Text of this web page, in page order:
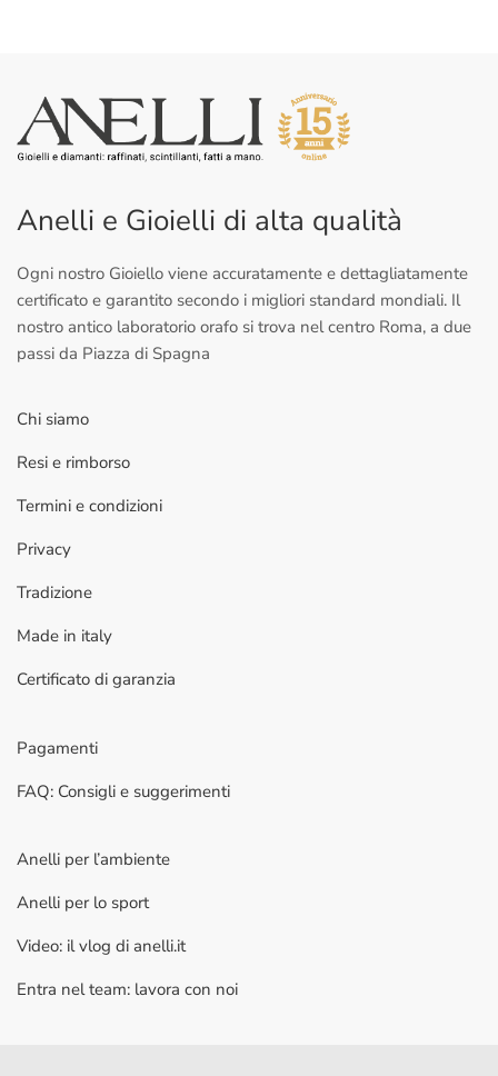
Anelli e Gioielli di alta qualità
Ogni nostro Gioiello viene accuratamente e dettagliatamente
certificato e garantito secondo i migliori standard mondiali. Il
nostro antico laboratorio orafo si trova nel centro Roma, a due
passi da Piazza di Spagna
Chi siamo
Resi e rimborso
Termini e condizioni
Privacy
Tradizione
Made in italy
Certificato di garanzia
Pagamenti
FAQ: Consigli e suggerimenti
Anelli per l’ambiente
Anelli per lo sport
Video: il vlog di anelli.it
Entra nel team: lavora con noi